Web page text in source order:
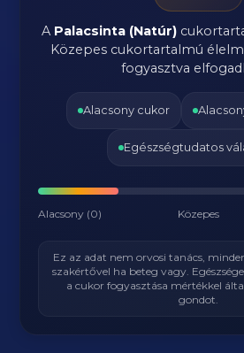
A Palacsinta (Natúr)
Közepes cukortartalmú
fogyasztva
Alacsony cukor
Egészségtudatos
Alacsony (0) Közepes
Ez az adat nem orvosi tanács,
szakértővel ha beteg vagy.
a cukor fogyasztása mértékkel
gondot.